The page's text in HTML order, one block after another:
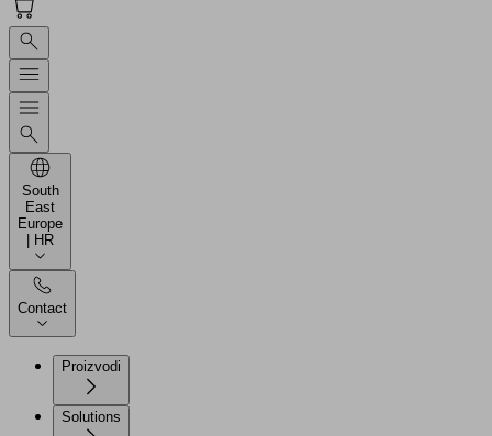
South
East
Europe
| HR
Contact
Proizvodi
Solutions